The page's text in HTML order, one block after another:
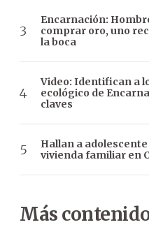
Encarnación:
comprar oro, uno
la boca
Video: Identifican a
ecológico de
claves
Hallan a
vivienda familiar en
Más